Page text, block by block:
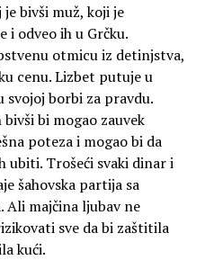
bivši muž, koji je
i odveo ih u Grčku.
otmicu iz detinjstva,
cenu. Lizbet putuje u
svojoj borbi za pravdu.
bi mogao zauvek
poteza i mogao bi da
ubiti. Trošeći svaki dinar i
šahovska partija sa
Ali majčina ljubav ne
sve da bi zaštitila
kući.